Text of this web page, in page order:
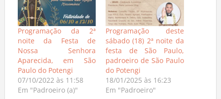
Programação da 2ª
noite da Festa de
Nossa Senhora
Aparecida, em São
Paulo do Potengi
07/10/2022 às 11:58
Em "Padroeiro (a)"
Programação deste
sábado (18) 2ª noite da
festa de São Paulo,
padroeiro de São Paulo
do Potengi
18/01/2025 às 16:23
Em "Padroeiro"